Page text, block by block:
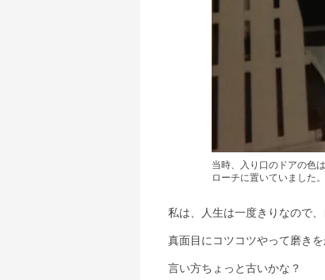
当時、入り口のドアの色
ローチに置いていました。
私は、人生は一度きりなので
真面目にコツコツやって磨き
言い方ちょっと古いかな？